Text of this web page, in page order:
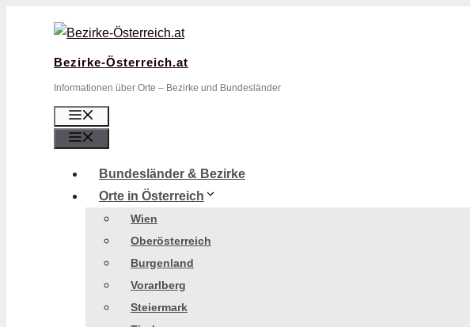
Bezirke-Österreich.at
Informationen über Orte – Bezirke und Bundesländer
Bundesländer & Bezirke
Orte in Österreich
Wien
Oberösterreich
Burgenland
Vorarlberg
Steiermark